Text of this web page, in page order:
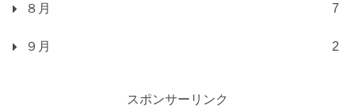
８月 7
９月 2
スポンサーリンク